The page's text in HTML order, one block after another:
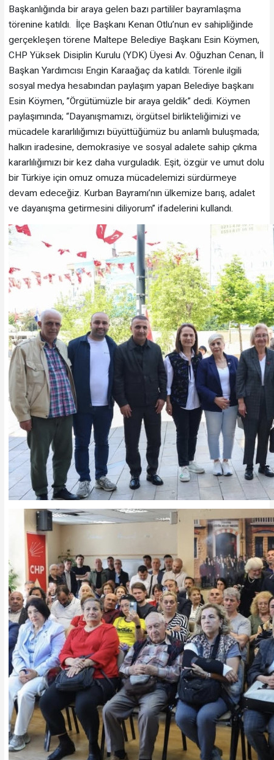
Başkanlığında bir araya gelen bazı partililer bayramlaşma
törenine katıldı. İlçe Başkanı Kenan Otlu’nun ev sahipliğinde
gerçekleşen törene Maltepe Belediye Başkanı Esin Köymen,
CHP Yüksek Disiplin Kurulu (YDK) Üyesi Av. Oğuzhan Cenan, İl
Başkan Yardımcısı Engin Karaağaç da katıldı. Törenle ilgili
sosyal medya hesabından paylaşım yapan Belediye başkanı
Esin Köymen, ”Örgütümüzle bir araya geldik” dedi. Köymen
paylaşımında; “Dayanışmamızı, örgütsel birlikteliğimizi ve
mücadele kararlılığımızı büyüttüğümüz bu anlamlı buluşmada;
halkın iradesine, demokrasiye ve sosyal adalete sahip çıkma
kararlılığımızı bir kez daha vurguladık. Eşit, özgür ve umut dolu
bir Türkiye için omuz omuza mücadelemizi sürdürmeye
devam edeceğiz. Kurban Bayramı’nın ülkemize barış, adalet
ve dayanışma getirmesini diliyorum” ifadelerini kullandı.